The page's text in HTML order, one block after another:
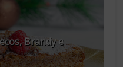
Brandy e